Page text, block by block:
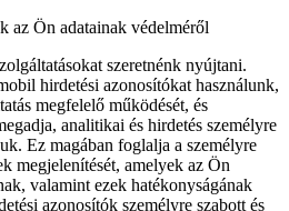
az Ön adatainak védelméről
szeretnénk nyújtani.
hirdetési azonosítókat használunk,
megfelelő működését, és
analitikai és hirdetés személyre
Ez magában foglalja a személyre
megjelenítését, amelyek az Ön
valamint ezek hatékonyságának
azonosítók személyre szabott és